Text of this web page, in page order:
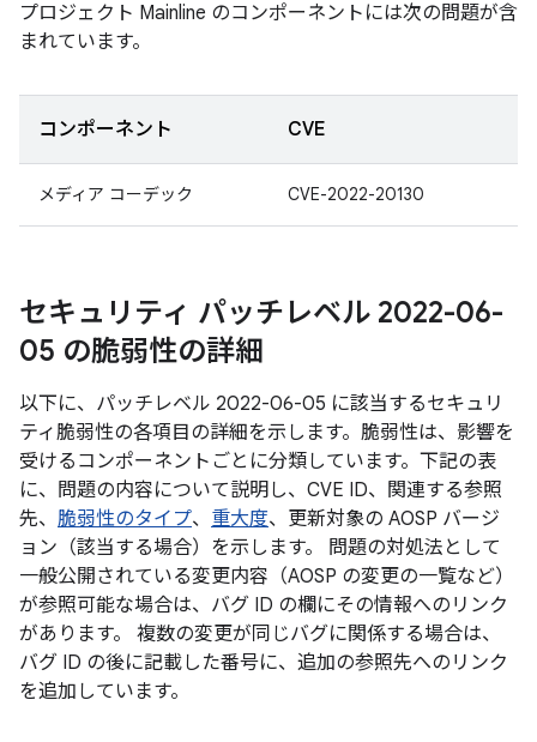
プロジェクト Mainline のコンポーネントには次の問題が含
まれています。
コンポーネント CVE
メディア コーデック CVE-2022-20130
セキュリティ パッチレベル 2022-06-
05 の脆弱性の詳細
以下に、パッチレベル 2022-06-05 に該当するセキュリ
ティ脆弱性の各項目の詳細を示します。脆弱性は、影響を
受けるコンポーネントごとに分類しています。下記の表
に、問題の内容について説明し、CVE ID、関連する参照
先、 脆弱性のタイプ、 重大度、更新対象の AOSP バージ
ョン（該当する場合）を示します。 問題の対処法として
一般公開されている変更内容（AOSP の変更の一覧など）
が参照可能な場合は、バグ ID の欄にその情報へのリンク
があります。 複数の変更が同じバグに関係する場合は、
バグ ID の後に記載した番号に、追加の参照先へのリンク
を追加しています。